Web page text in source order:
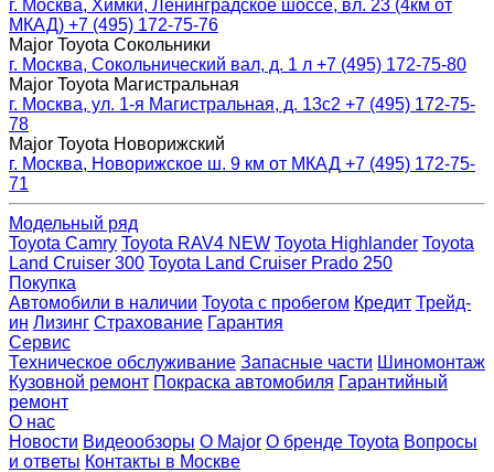
г. Москва, Химки, Ленинградское шоссе, вл. 23 (4км от
МКАД) +7 (495) 172-75-76
Major Toyota Сокольники
г. Москва, Сокольнический вал, д. 1 л +7 (495) 172-75-80
Major Toyota Магистральная
г. Москва, ул. 1-я Магистральная, д. 13с2 +7 (495) 172-75-
78
Major Toyota Новорижский
г. Москва, Новорижское ш. 9 км от МКАД +7 (495) 172-75-
71
Модельный ряд
Toyota Camry Toyota RAV4 NEW Toyota Highlander Toyota
Land Cruiser 300 Toyota Land Cruiser Prado 250
Покупка
Автомобили в наличии Toyota с пробегом Кредит Трейд-
ин Лизинг Страхование Гарантия
Сервис
Техническое обслуживание Запасные части Шиномонтаж
Кузовной ремонт Покраска автомобиля Гарантийный
ремонт
О нас
Новости Видеообзоры О Major О бренде Toyota Вопросы
и ответы Контакты в Москве